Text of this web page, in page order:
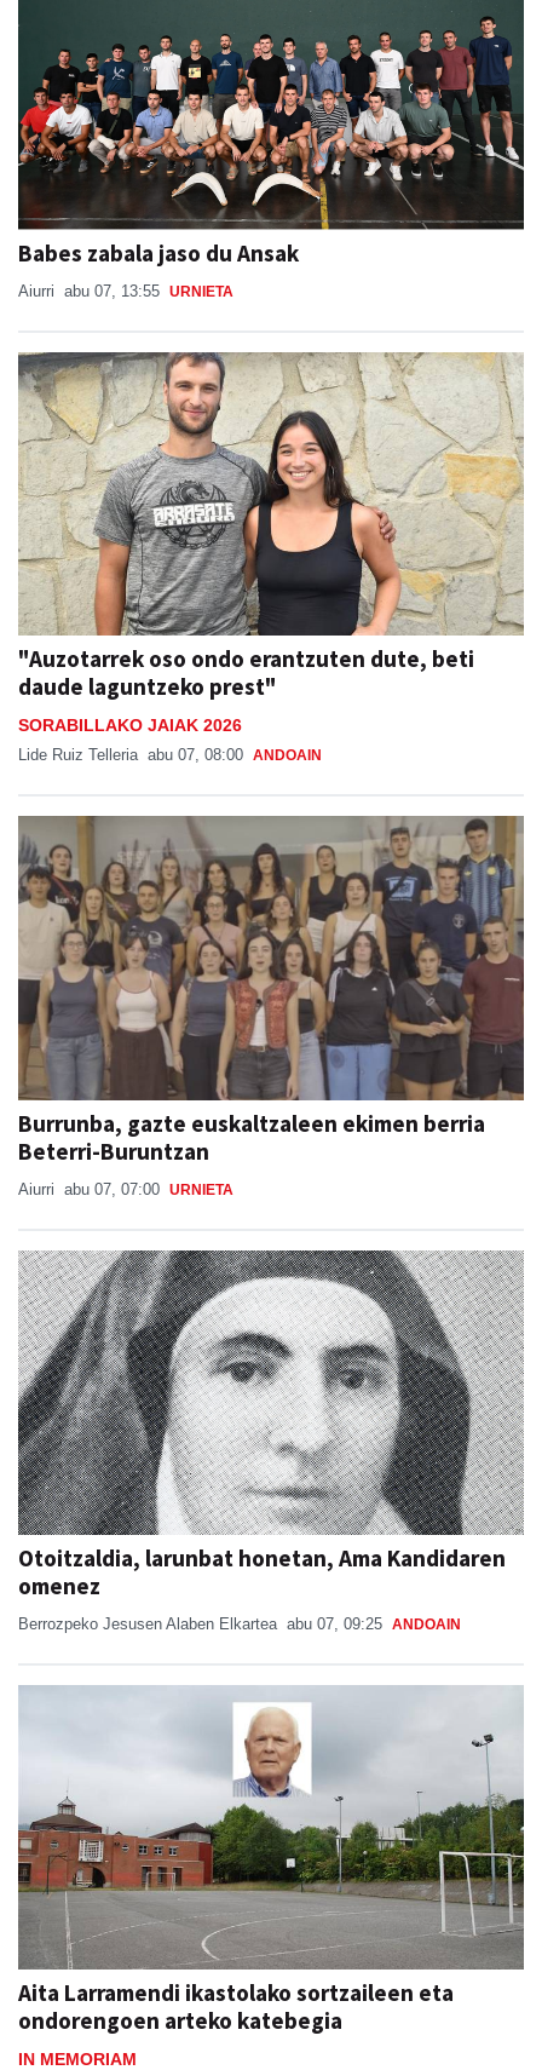
Babes zabala jaso du Ansak
Aiurri abu 07, 13:55 URNIETA
"Auzotarrek oso ondo erantzuten dute, beti
daude laguntzeko prest"
SORABILLAKO JAIAK 2026
Lide Ruiz Telleria abu 07, 08:00 ANDOAIN
Burrunba, gazte euskaltzaleen ekimen berria
Beterri-Buruntzan
Aiurri abu 07, 07:00 URNIETA
Otoitzaldia, larunbat honetan, Ama Kandidaren
omenez
Berrozpeko Jesusen Alaben Elkartea abu 07, 09:25 ANDOAIN
Aita Larramendi ikastolako sortzaileen eta
ondorengoen arteko katebegia
IN MEMORIAM